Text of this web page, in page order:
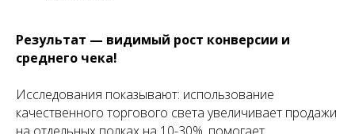
Результат — видимый рост конверсии и
среднего чека!
Исследования показывают: использование
качественного торгового света увеличивает продажи